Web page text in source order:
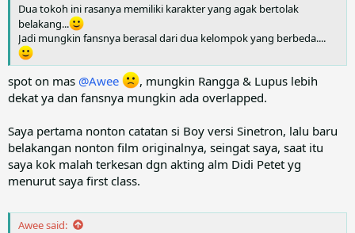
Dua tokoh ini rasanya memiliki karakter yang agak bertolak
belakang...
Jadi mungkin fansnya berasal dari dua kelompok yang berbeda....
spot on mas @Awee
, mungkin Rangga & Lupus lebih
dekat ya dan fansnya mungkin ada overlapped.
Saya pertama nonton catatan si Boy versi Sinetron, lalu baru
belakangan nonton film originalnya, seingat saya, saat itu
saya kok malah terkesan dgn akting alm Didi Petet yg
menurut saya first class.
Awee said: